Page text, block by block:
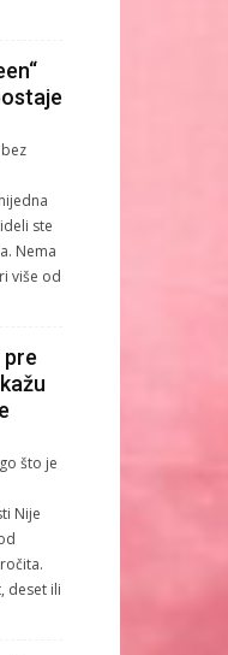
ste
Nema
više od
što je
Nije
deset ili